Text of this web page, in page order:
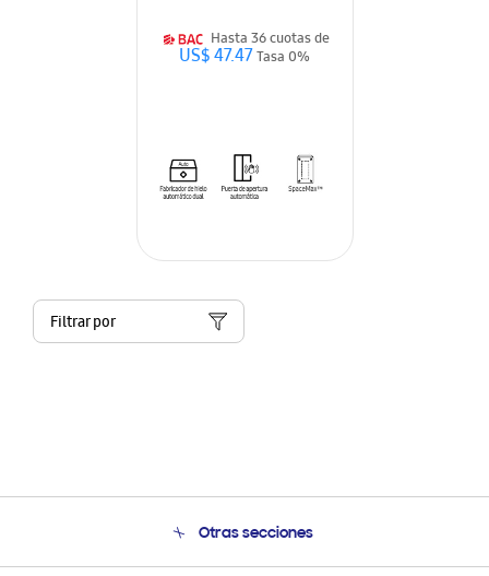
Hasta 36 cuotas de
US$ 47.47Tasa 0%
Filtrar por
Otras secciones